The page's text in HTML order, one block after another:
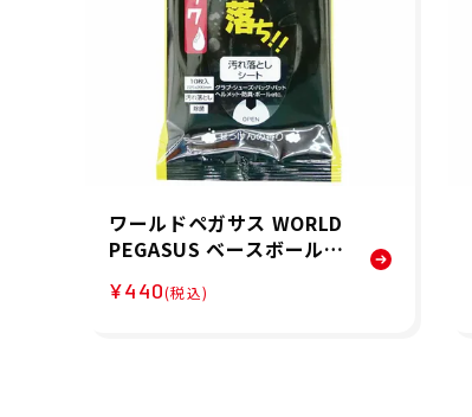
ワールドペガサス WORLD
PEGASUS ベースボール
サリー ガツ落ちシート W
¥440(税込)